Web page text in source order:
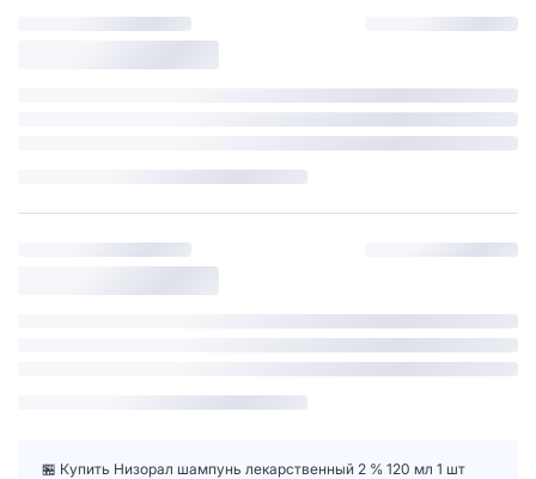
🏪 Купить Низорал шампунь лекарственный 2 % 120 мл 1 шт